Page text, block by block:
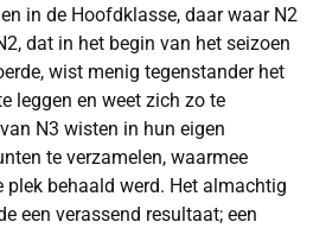
in de Hoofdklasse, daar waar N2
dat in het begin van het seizoen
wist menig tegenstander het
leggen en weet zich zo te
N3 wisten in hun eigen
te verzamelen, waarmee
plek behaald werd. Het almachtig
een verassend resultaat; een